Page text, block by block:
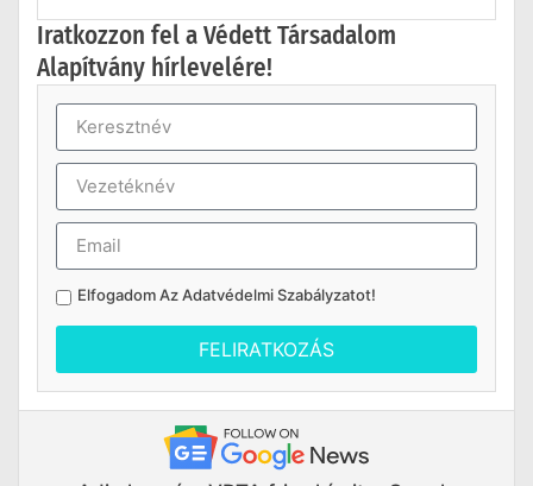
Iratkozzon fel a Védett Társadalom
Alapítvány hírlevelére!
Elfogadom AzAdatvédelmi Szabályzatot!
FELIRATKOZÁS